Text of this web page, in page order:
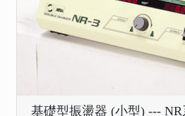
基礎型振盪器 (小型) --- NR